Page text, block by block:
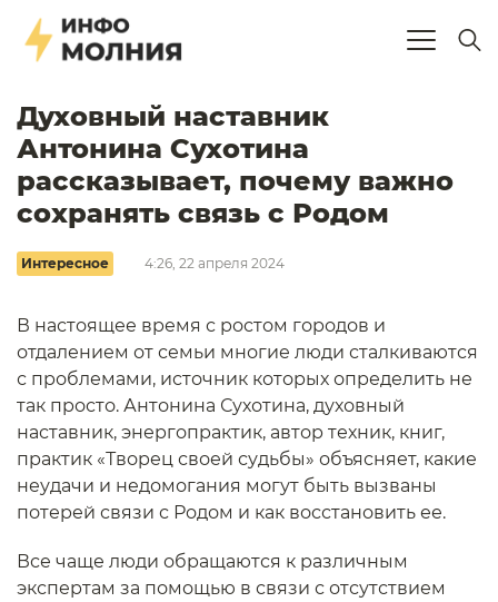
Духовный наставник
Антонина Сухотина
рассказывает, почему важно
сохранять связь с Родом
Интересное 4:26, 22 апреля 2024
В настоящее время с ростом городов и
отдалением от семьи многие люди сталкиваются
с проблемами, источник которых определить не
так просто. Антонина Сухотина, духовный
наставник, энергопрактик, автор техник, книг,
практик «Творец своей судьбы» объясняет, какие
неудачи и недомогания могут быть вызваны
потерей связи с Родом и как восстановить ее.
Все чаще люди обращаются к различным
экспертам за помощью в связи с отсутствием